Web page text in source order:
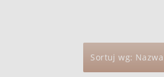
Sortuj wg: